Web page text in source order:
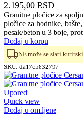
2.195,00 RSD
Granitne pločice za
pločice za hodnike,
pesak/beton u 3 boje,
Dodaj u korpu
NE može se slati
SKU: da17c5832797
Uporedi
Quick view
Dodaj u omiljene